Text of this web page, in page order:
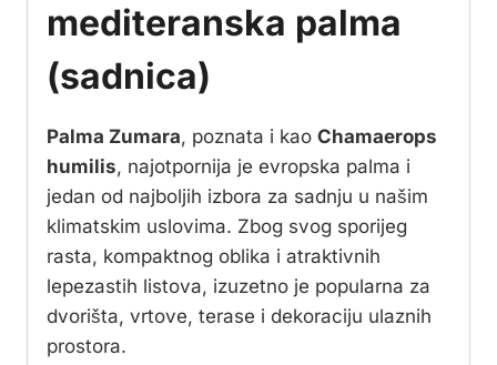
mediteranska palma
(sadnica)
Palma Zumara, poznata i kao Chamaerops
humilis, najotpornija je evropska palma i
jedan od najboljih izbora za sadnju u našim
klimatskim uslovima. Zbog svog sporijeg
rasta, kompaktnog oblika i atraktivnih
lepezastih listova, izuzetno je popularna za
dvorišta, vrtove, terase i dekoraciju ulaznih
prostora.